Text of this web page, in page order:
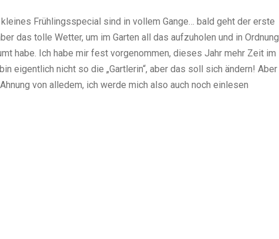
Frühlingsspecial sind in vollem Gange… bald geht der erste
das tolle Wetter, um im Garten all das aufzuholen und in Ordnung
habe. Ich habe mir fest vorgenommen, dieses Jahr mehr Zeit im
eigentlich nicht so die „Gartlerin“, aber das soll sich ändern! Aber
von alledem, ich werde mich also auch noch einlesen